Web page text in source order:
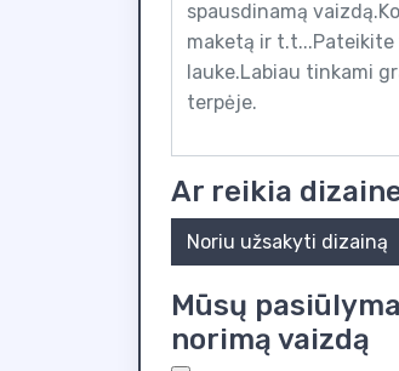
Ar reikia
Noriu užsakyti dizainą
Mūsų
norimą vaizdą